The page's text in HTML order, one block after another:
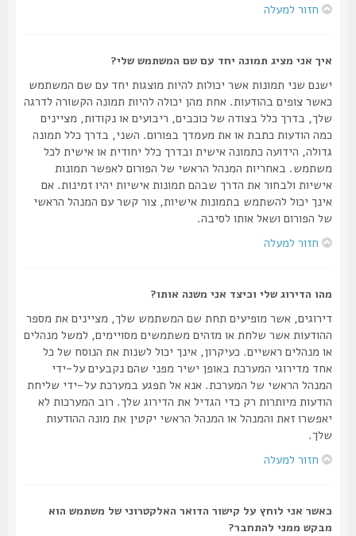
חזור למעלה
איך אני מציג תמונה יחד עם שם המשתמש שלי?
ישנם שני תמונות אשר יכולות להיות מוצגות יחד עם שם המשתמש
כאשר צופים בהודעות. אחת מהן יכולה להיות תמונה הקשורה לדרגה
שלך, בדרך כלל בצודה של כוכבים, ריבועים או נקודות, מציינים
כמה הודעות כתבת או את מעמדך בפורום. השני, בדרך כלל תמונה
גדולה, הידועה כתמונה אישית ובדרך כלל יחודית או אישית לכל
משתמש. באחריות המנהל הראשי של הפורום לאפשר תמונות
אישיות ולבחור את הדרך שבהם תמונות אישיות יהיו זמינות. אם
אינך יכול להשתמש בתמונות אישיות, צור קשר עם המנהל הראשי
של הפורום ושאל אותו לסיבה.
חזור למעלה
מהו הדירוג שלי וכיצד אני משנה אותו?
דירוגים, אשר מופיעים תחת שם המשתמש שלך, מציינים את מספר
ההודעות אשר שלחת או מזהים משתמשים מסויימים, למשל מנהלים
או מנהלים ראשיים. כעיקרון, אינך יכול לשנות את הנוסח של כל
אחד מדירוגי המערכת באופן ישיר מפני שהם נקבעים על-ידי
המנהל הראשי של המערכת. אנא אל תפגע במערכת על-ידי שליחת
הודעות מיותרות רק כדי הגדיל את הדירוג שלך. רוב המערכות לא
יאפשרו זאת והמנהל או המנהל הראשי יקטין את מונה ההודעות
חזור למעלה
כאשר אני לוחץ על קישור הדואר האלקטרוני של משתמש הוא
מבקש ממני להתחבר?